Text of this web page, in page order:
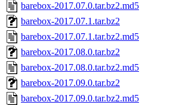
barebox-2017.07.0.tar.bz2.md5
barebox-2017.07.1.tar.bz2
barebox-2017.07.1.tar.bz2.md5
barebox-2017.08.0.tar.bz2
barebox-2017.08.0.tar.bz2.md5
barebox-2017.09.0.tar.bz2
barebox-2017.09.0.tar.bz2.md5